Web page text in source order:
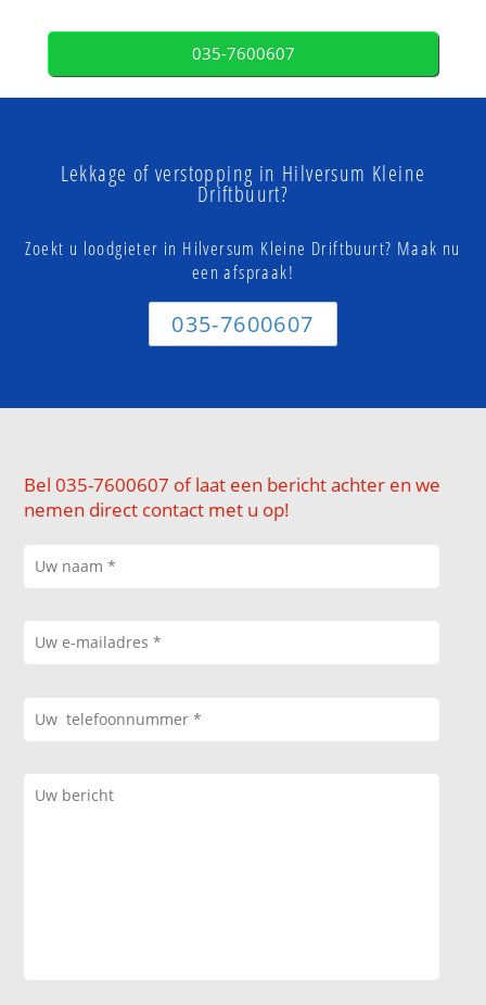
035-7600607
Lekkage of verstopping in Hilversum Kleine
Driftbuurt?
Zoekt u loodgieter in Hilversum Kleine Driftbuurt? Maak nu
een afspraak!
035-7600607
Bel 035-7600607 of laat een bericht achter en we
nemen direct contact met u op!